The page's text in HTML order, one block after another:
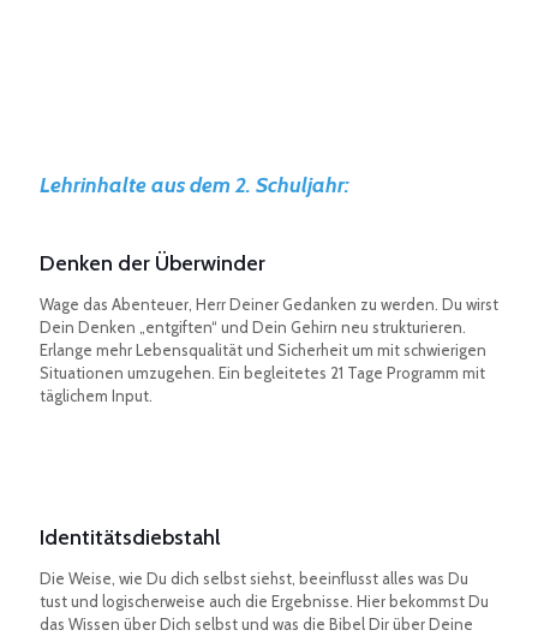
Lehrinhalte aus dem 2. Schuljahr:
Denken der Überwinder
Wage das Abenteuer, Herr Deiner Gedanken zu werden. Du wirst
Dein Denken „entgiften“ und Dein Gehirn neu strukturieren.
Erlange mehr Lebensqualität und Sicherheit um mit schwierigen
Situationen umzugehen. Ein begleitetes 21 Tage Programm mit
täglichem Input.
Identitätsdiebstahl
Die Weise, wie Du dich selbst siehst, beeinflusst alles was Du
tust und logischerweise auch die Ergebnisse. Hier bekommst Du
das Wissen über Dich selbst und was die Bibel Dir über Deine